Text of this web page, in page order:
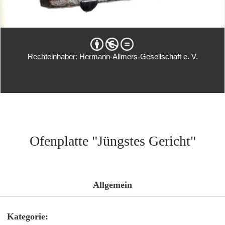
Rechteinhaber: Hermann-Allmers-Gesellschaft e. V.
Ofenplatte "Jüngstes Gericht"
Allgemein
Kategorie: